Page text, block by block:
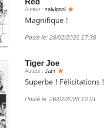
Red
Auteur : salvignol
Magnifique !
Posté le: 28/02/2026 17:38
Tiger Joe
Auteur : Jam
Superbe ! Félicitations !
Posté le: 26/02/2026 10:01